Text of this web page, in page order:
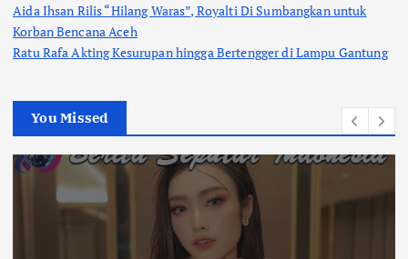
Aida Ihsan Rilis “Hilang Waras”, Royalti Di Sumbangkan untuk
Korban Bencana Aceh
Ratu Rafa Akting Kesurupan hingga Bertengger di Lampu Gantung
You Missed